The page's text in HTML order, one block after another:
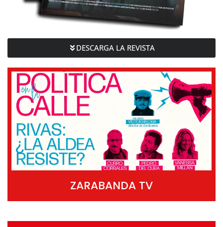
DESCARGA LA REVISTA
ZARABANDA TV